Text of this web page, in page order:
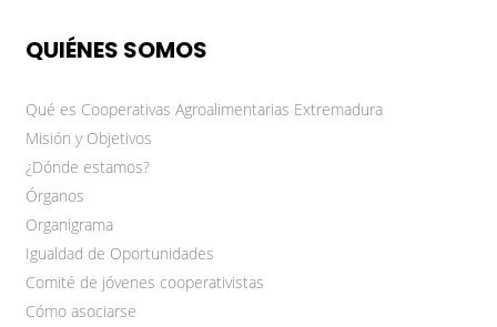
QUIÉNES SOMOS
Qué es Cooperativas Agroalimentarias Extremadura
Misión y Objetivos
¿Dónde estamos?
Órganos
Organigrama
Igualdad de Oportunidades
Comité de jóvenes cooperativistas
Cómo asociarse